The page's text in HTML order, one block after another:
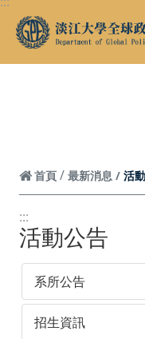
跳到頁面主要內容區
就業進修
大三出國明信片
校外參訪
外賓來訪
系所活動
影音專區
首頁 最新消息 活
:::
活動公告
系所公告
招生資訊